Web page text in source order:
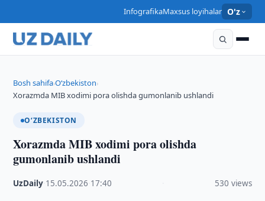
InfografikaMaxsus loyihalar O'z
Bosh sahifa›O‘zbekiston›
Xorazmda MIB xodimi pora olishda gumonlanib ushlandi
O‘ZBEKISTON
Xorazmda MIB xodimi pora olishda
gumonlanib ushlandi
UzDaily 15.05.2026 17:40 530 views